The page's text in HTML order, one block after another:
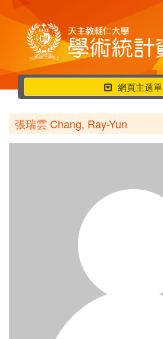
行
動
選
單
網頁主選單
張瑞雲 Chang, Ray-Yun